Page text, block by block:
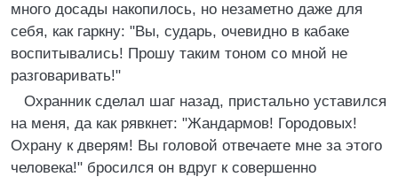
много досады накопилось, но незаметно даже для
себя, как гаркну: "Вы, сударь, очевидно в кабаке
воспитывались! Прошу таким тоном со мной не
разговаривать!"
Охранник сделал шаг назад, пристально уставился
на меня, да как рявкнет: "Жандармов! Городовых!
Охрану к дверям! Вы головой отвечаете мне за этого
человека!" бросился он вдруг к совершенно